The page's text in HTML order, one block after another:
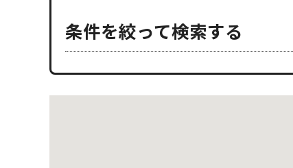
条件を絞って検索する